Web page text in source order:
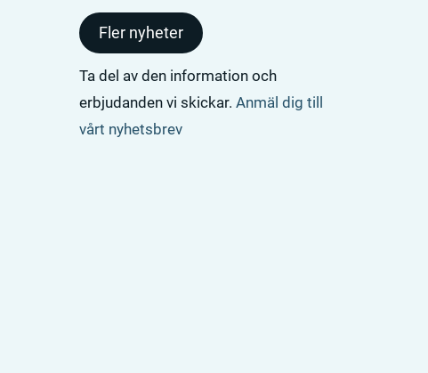
Fler nyheter
Ta del av den information och
erbjudanden vi skickar. Anmäl dig till
vårt nyhetsbrev